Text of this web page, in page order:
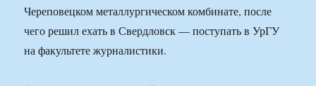
Череповецком металлургическом комбинате, после
чего решил ехать в Свердловск — поступать в УрГУ
на факультете журналистики.